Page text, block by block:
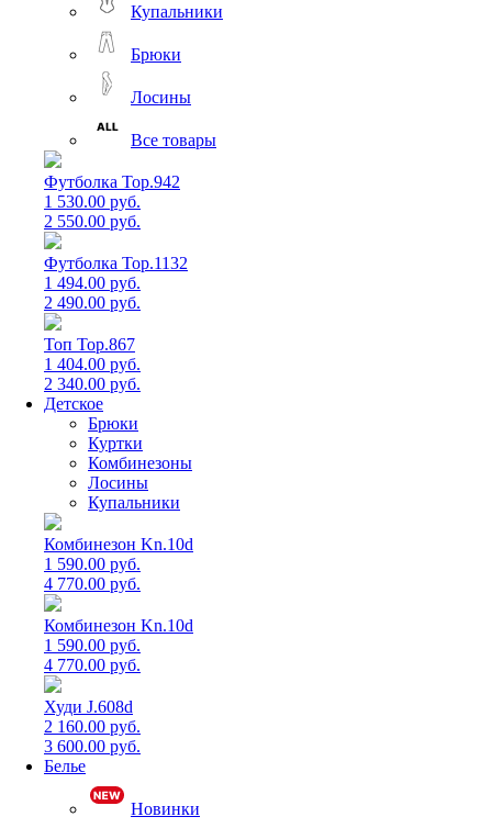
Купальники
Брюки
Лосины
Все товары
Футболка Top.942
1 530.00 руб.
2 550.00 руб.
Футболка Top.1132
1 494.00 руб.
2 490.00 руб.
Топ Top.867
1 404.00 руб.
2 340.00 руб.
Детское
Брюки
Куртки
Комбинезоны
Лосины
Купальники
Комбинезон Kn.10d
1 590.00 руб.
4 770.00 руб.
Комбинезон Kn.10d
1 590.00 руб.
4 770.00 руб.
Худи J.608d
2 160.00 руб.
3 600.00 руб.
Белье
Новинки